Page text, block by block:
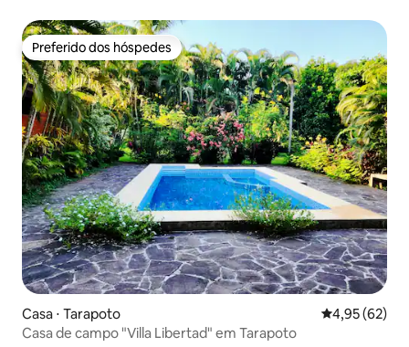
Preferido dos hóspedes
Preferido dos hóspedes
Casa ⋅ Tarapoto 4,95 de uma
4,95 (62)
Casa de campo "Villa Libertad" em Tarapoto